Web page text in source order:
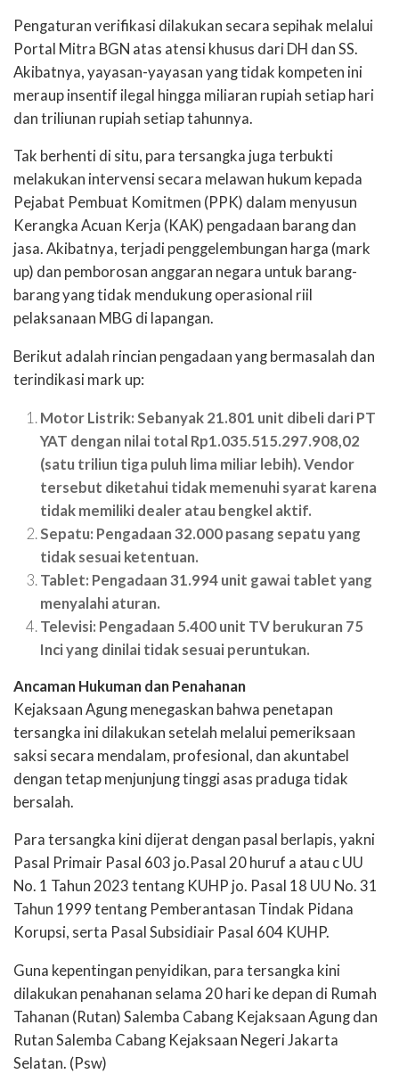
Pengaturan verifikasi dilakukan secara sepihak melalui
Portal Mitra BGN atas atensi khusus dari DH dan SS.
Akibatnya, yayasan-yayasan yang tidak kompeten ini
meraup insentif ilegal hingga miliaran rupiah setiap hari
dan triliunan rupiah setiap tahunnya.
Tak berhenti di situ, para tersangka juga terbukti
melakukan intervensi secara melawan hukum kepada
Pejabat Pembuat Komitmen (PPK) dalam menyusun
Kerangka Acuan Kerja (KAK) pengadaan barang dan
jasa. Akibatnya, terjadi penggelembungan harga (mark
up) dan pemborosan anggaran negara untuk barang-
barang yang tidak mendukung operasional riil
pelaksanaan MBG di lapangan.
Berikut adalah rincian pengadaan yang bermasalah dan
terindikasi mark up:
Motor Listrik: Sebanyak 21.801 unit dibeli dari PT
YAT dengan nilai total Rp1.035.515.297.908,02
(satu triliun tiga puluh lima miliar lebih). Vendor
tersebut diketahui tidak memenuhi syarat karena
tidak memiliki dealer atau bengkel aktif.
Sepatu: Pengadaan 32.000 pasang sepatu yang
tidak sesuai ketentuan.
Tablet: Pengadaan 31.994 unit gawai tablet yang
menyalahi aturan.
Televisi: Pengadaan 5.400 unit TV berukuran 75
Inci yang dinilai tidak sesuai peruntukan.
Ancaman Hukuman dan Penahanan
Kejaksaan Agung menegaskan bahwa penetapan
tersangka ini dilakukan setelah melalui pemeriksaan
saksi secara mendalam, profesional, dan akuntabel
dengan tetap menjunjung tinggi asas praduga tidak
bersalah.
Para tersangka kini dijerat dengan pasal berlapis, yakni
Pasal Primair Pasal 603 jo.Pasal 20 huruf a atau c UU
No. 1 Tahun 2023 tentang KUHP jo. Pasal 18 UU No. 31
Tahun 1999 tentang Pemberantasan Tindak Pidana
Korupsi, serta Pasal Subsidiair Pasal 604 KUHP.
Guna kepentingan penyidikan, para tersangka kini
dilakukan penahanan selama 20 hari ke depan di Rumah
Tahanan (Rutan) Salemba Cabang Kejaksaan Agung dan
Rutan Salemba Cabang Kejaksaan Negeri Jakarta
Selatan. (Psw)